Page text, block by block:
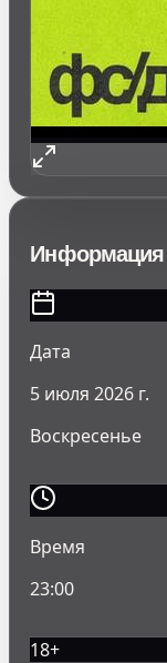
Информация
Дата
5 июля 2026 г.
Воскресенье
Время
23:00
18+